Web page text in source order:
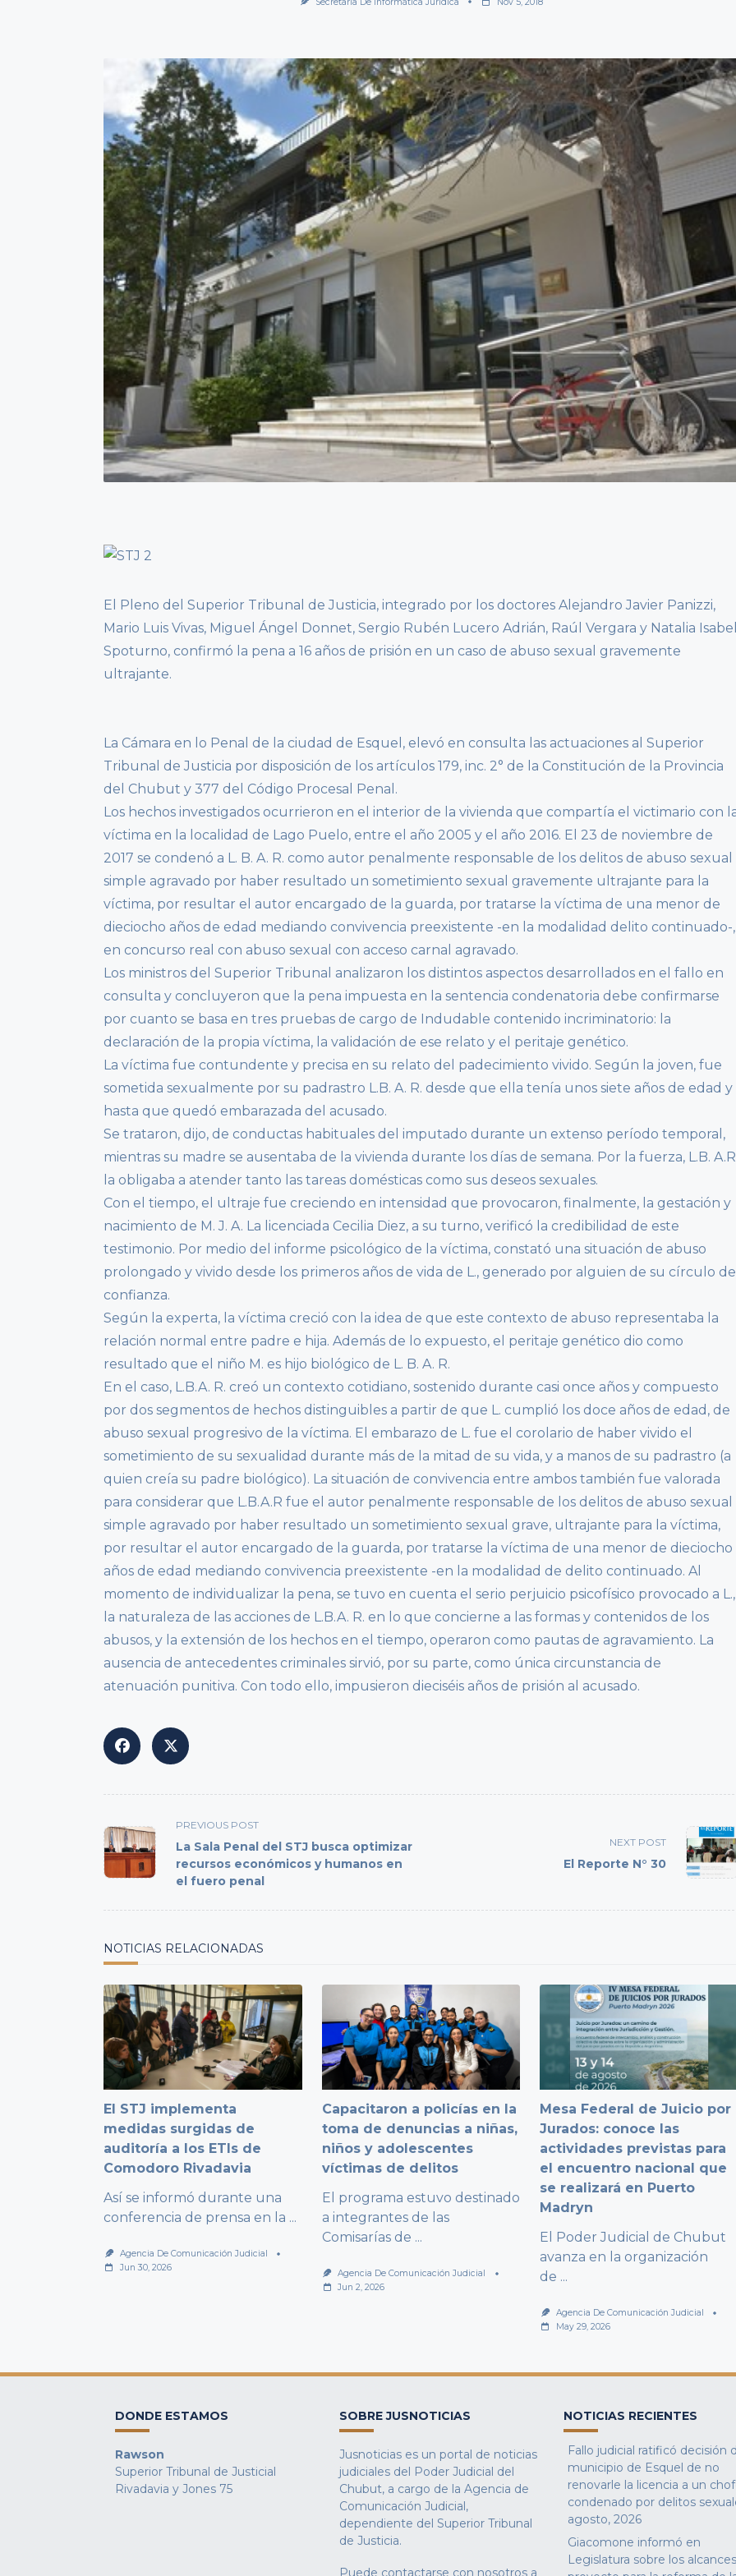
El Pleno del Superior Tribunal de Justicia, integrado por los doctores Alejandro Javier Panizzi,
Mario Luis Vivas, Miguel Ángel Donnet, Sergio Rubén Lucero Adrián, Raúl Vergara y Natalia
Spoturno, confirmó la pena a 16 años de prisión en un caso de abuso sexual gravemente
ultrajante.
La Cámara en lo Penal de la ciudad de Esquel, elevó en consulta las actuaciones al Superior
Tribunal de Justicia por disposición de los artículos 179, inc. 2° de la Constitución de la Provincia
del Chubut y 377 del Código Procesal Penal.
Los hechos investigados ocurrieron en el interior de la vivienda que compartía el victimario con
víctima en la localidad de Lago Puelo, entre el año 2005 y el año 2016. El 23 de noviembre de
2017 se condenó a L. B. A. R. como autor penalmente responsable de los delitos de abuso sexual
simple agravado por haber resultado un sometimiento sexual gravemente ultrajante para la
víctima, por resultar el autor encargado de la guarda, por tratarse la víctima de una menor de
dieciocho años de edad mediando convivencia preexistente -en la modalidad delito continuado-,
en concurso real con abuso sexual con acceso carnal agravado.
Los ministros del Superior Tribunal analizaron los distintos aspectos desarrollados en el fallo en
consulta y concluyeron que la pena impuesta en la sentencia condenatoria debe confirmarse
por cuanto se basa en tres pruebas de cargo de Indudable contenido incriminatorio: la
declaración de la propia víctima, la validación de ese relato y el peritaje genético.
La víctima fue contundente y precisa en su relato del padecimiento vivido. Según la joven, fue
sometida sexualmente por su padrastro L.B. A. R. desde que ella tenía unos siete años de edad y
hasta que quedó embarazada del acusado.
Se trataron, dijo, de conductas habituales del imputado durante un extenso período temporal,
mientras su madre se ausentaba de la vivienda durante los días de semana. Por la fuerza, L.B. A.R
la obligaba a atender tanto las tareas domésticas como sus deseos sexuales.
Con el tiempo, el ultraje fue creciendo en intensidad que provocaron, finalmente, la gestación y
nacimiento de M. J. A. La licenciada Cecilia Diez, a su turno, verificó la credibilidad de este
testimonio. Por medio del informe psicológico de la víctima, constató una situación de abuso
prolongado y vivido desde los primeros años de vida de L., generado por alguien de su círculo de
confianza.
Según la experta, la víctima creció con la idea de que este contexto de abuso representaba la
relación normal entre padre e hija. Además de lo expuesto, el peritaje genético dio como
resultado que el niño M. es hijo biológico de L. B. A. R.
En el caso, L.B.A. R. creó un contexto cotidiano, sostenido durante casi once años y compuesto
por dos segmentos de hechos distinguibles a partir de que L. cumplió los doce años de edad, de
abuso sexual progresivo de la víctima. El embarazo de L. fue el corolario de haber vivido el
sometimiento de su sexualidad durante más de la mitad de su vida, y a manos de su padrastro (a
quien creía su padre biológico). La situación de convivencia entre ambos también fue valorada
para considerar que L.B.A.R fue el autor penalmente responsable de los delitos de abuso sexual
simple agravado por haber resultado un sometimiento sexual grave, ultrajante para la víctima,
por resultar el autor encargado de la guarda, por tratarse la víctima de una menor de dieciocho
años de edad mediando convivencia preexistente -en la modalidad de delito continuado. Al
momento de individualizar la pena, se tuvo en cuenta el serio perjuicio psicofísico provocado a L.,
la naturaleza de las acciones de L.B.A. R. en lo que concierne a las formas y contenidos de los
abusos, y la extensión de los hechos en el tiempo, operaron como pautas de agravamiento. La
ausencia de antecedentes criminales sirvió, por su parte, como única circunstancia de
atenuación punitiva. Con todo ello, impusieron dieciséis años de prisión al acusado.
<span
class="nav-
subtitle
screen-
PREVIOUS POST
La Sala Penal del STJ busca optimizar
recursos económicos y humanos en
el fuero penal
NEXT POST
El Reporte N° 30
NOTICIAS RELACIONADAS
El STJ implementa
medidas surgidas de
auditoría a los ETIs de
Comodoro Rivadavia
Así se informó durante una
conferencia de prensa en la ...
Agencia De Comunicación Judicial
Jun 30, 2026
Capacitaron a policías en la
toma de denuncias a niñas,
niños y adolescentes
víctimas de delitos
El programa estuvo destinado
a integrantes de las
Comisarías de ...
Agencia De Comunicación Judicial
Jun 2, 2026
Mesa Federal de Juicio por
Jurados: conoce las
actividades previstas para
el encuentro nacional que
se realizará en Puerto
Madryn
El Poder Judicial de Chubut
avanza en la organización
de ...
Agencia De Comunicación Judicial
May 29, 2026
DONDE ESTAMOS
Rawson
Superior Tribunal de Justicial
Rivadavia y Jones 75
SOBRE JUSNOTICIAS
Jusnoticias es un portal de noticias
judiciales del Poder Judicial del
Chubut, a cargo de la Agencia de
Comunicación Judicial,
dependiente del Superior Tribunal
de Justicia.
Puede contactarse con nosotros a
NOTICIAS RECIENTES
Fallo judicial ratificó decisión
municipio de Esquel de no
renovarle la licencia a un
condenado por delitos
agosto, 2026
Giacomone informó en
Legislatura sobre los